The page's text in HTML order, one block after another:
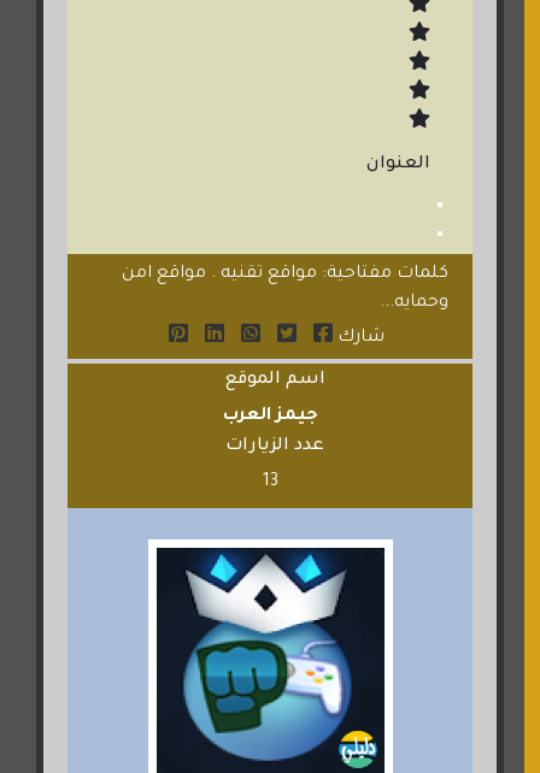
العنوان
كلمات مفتاحية: مواقع تقنيه . مواقع امن
وحمايه...
شارك
اسم الموقع
جيمز العرب
عدد الزيارات
13